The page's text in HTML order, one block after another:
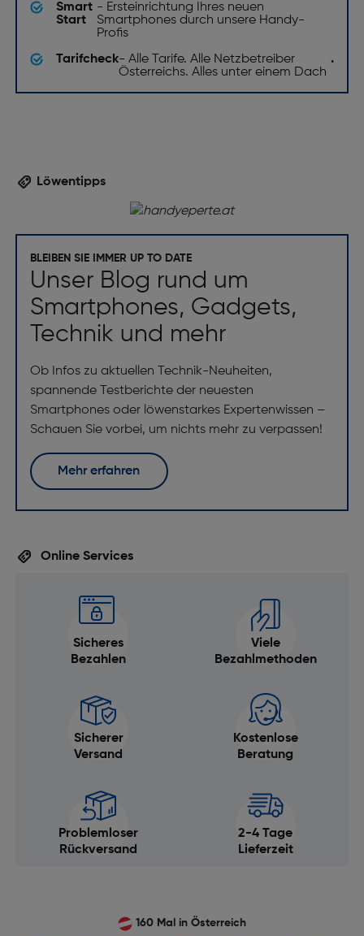
Smart
Start
- Ersteinrichtung Ihres neuen
Smartphones durch unsere Handy-
Profis
Tarifcheck- Alle Tarife. Alle Netzbetreiber
Österreichs. Alles unter einem Dach
.
Löwentipps
BLEIBEN SIE IMMER UP TO DATE
Unser Blog rund um
Smartphones, Gadgets,
Technik und mehr
Ob Infos zu aktuellen Technik-Neuheiten,
spannende Testberichte der neuesten
Smartphones oder löwenstarkes Expertenwissen –
Schauen Sie vorbei, um nichts mehr zu verpassen!
Mehr erfahren
Online Services
Sicheres
Bezahlen
Viele
Bezahlmethoden
Sicherer
Versand
Kostenlose
Beratung
Problemloser
Rückversand
2-4 Tage
Lieferzeit
160 Mal in Österreich